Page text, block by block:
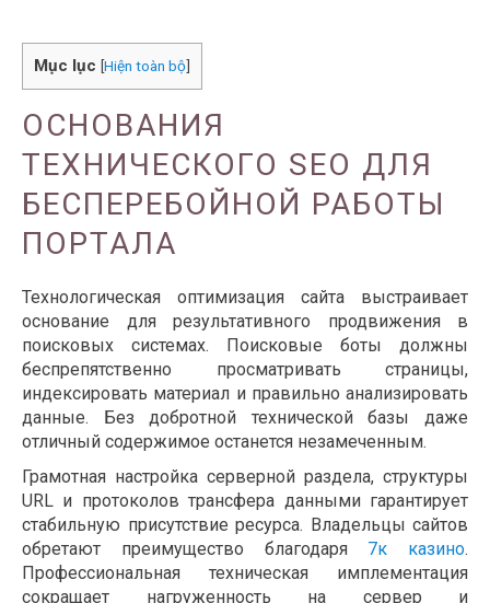
Mục lục [Hiện toàn bộ]
ОСНОВАНИЯ
ТЕХНИЧЕСКОГО SEO ДЛЯ
БЕСПЕРЕБОЙНОЙ РАБОТЫ
ПОРТАЛА
Технологическая оптимизация сайта выстраивает
основание для результативного продвижения в
поисковых системах. Поисковые боты должны
беспрепятственно просматривать страницы,
индексировать материал и правильно анализировать
данные. Без добротной технической базы даже
отличный содержимое останется незамеченным.
Грамотная настройка серверной раздела, структуры
URL и протоколов трансфера данными гарантирует
стабильную присутствие ресурса. Владельцы сайтов
обретают преимущество благодаря 7к казино.
Профессиональная техническая имплементация
сокращает нагруженность на сервер и